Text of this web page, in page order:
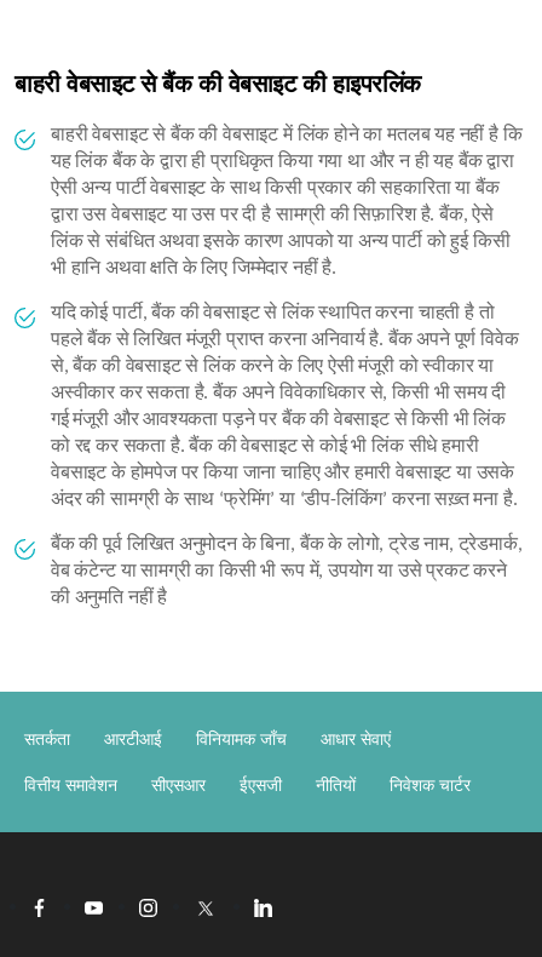
बाहरी वेबसाइट से बैंक की वेबसाइट की हाइपरलिंक
बाहरी वेबसाइट से बैंक की वेबसाइट में लिंक होने का मतलब यह नहीं है कि
यह लिंक बैंक के द्वारा ही प्राधिकृत किया गया था और न ही यह बैंक द्वारा
ऐसी अन्य पार्टी वेबसाइट के साथ किसी प्रकार की सहकारिता या बैंक
द्वारा उस वेबसाइट या उस पर दी है सामग्री की सिफ़ारिश है. बैंक, ऐसे
लिंक से संबंधित अथवा इसके कारण आपको या अन्य पार्टी को हुई किसी
भी हानि अथवा क्षति के लिए जिम्मेदार नहीं है.
यदि कोई पार्टी, बैंक की वेबसाइट से लिंक स्थापित करना चाहती है तो
पहले बैंक से लिखित मंजूरी प्राप्त करना अनिवार्य है. बैंक अपने पूर्ण विवेक
से, बैंक की वेबसाइट से लिंक करने के लिए ऐसी मंजूरी को स्वीकार या
अस्वीकार कर सकता है. बैंक अपने विवेकाधिकार से, किसी भी समय दी
गई मंजूरी और आवश्यकता पड़ने पर बैंक की वेबसाइट से किसी भी लिंक
को रद्द कर सकता है. बैंक की वेबसाइट से कोई भी लिंक सीधे हमारी
वेबसाइट के होमपेज पर किया जाना चाहिए और हमारी वेबसाइट या उसके
अंदर की सामग्री के साथ ‘फ्रेमिंग’ या ‘डीप-लिंकिंग’ करना सख़्त मना है.
बैंक की पूर्व लिखित अनुमोदन के बिना, बैंक के लोगो, ट्रेड नाम, ट्रेडमार्क,
वेब कंटेन्ट या सामग्री का किसी भी रूप में, उपयोग या उसे प्रकट करने
की अनुमति नहीं है
सतर्कता आरटीआई विनियामक जाँच आधार सेवाएं
वित्तीय समावेशन सीएसआर ईएसजी नीतियों निवेशक चार्टर